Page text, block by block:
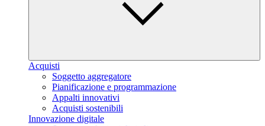
Acquisti
Soggetto aggregatore
Pianificazione e programmazione
Appalti innovativi
Acquisti sostenibili
Innovazione digitale